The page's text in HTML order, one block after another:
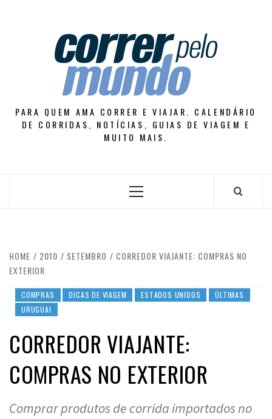
PARA QUEM AMA CORRER E VIAJAR. CALENDÁRIO
DE CORRIDAS, NOTÍCIAS, GUIAS DE VIAGEM E
MUITO MAIS.
Primary
HOME 2010 SETEMBRO
CORREDOR VIAJANTE: COMPRAS NO
EXTERIOR
COMPRAS DICAS DE VIAGEM ESTADOS UNIDOS
ÚLTIMAS
URUGUAI
CORREDOR VIAJANTE:
COMPRAS NO EXTERIOR
Comprar produtos de corrida importados no